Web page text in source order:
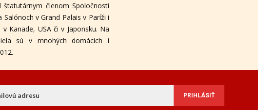
členom Spoločnosti
v Grand Palais v Paríži i
Kanade, USA či v Japonsku. Na
sú v mnohých domácich i